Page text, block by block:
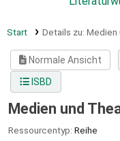
Start Details zu: Medien
Normale Ansicht
ISBD
Medien und
Ressourcentyp: Reihe